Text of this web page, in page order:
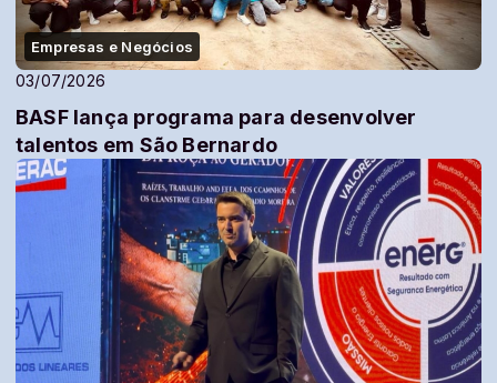
Empresas e Negócios
03/07/2026
BASF lança programa para desenvolver
talentos em São Bernardo